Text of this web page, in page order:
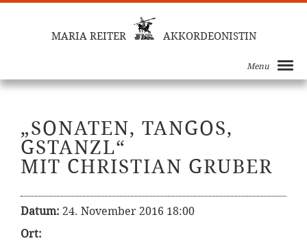
MARIA REITER AKKORDEONISTIN
Menu
„SONATEN, TANGOS,
GSTANZL“
MIT CHRISTIAN GRUBER
Datum: 24. November 2016 18:00
Ort: